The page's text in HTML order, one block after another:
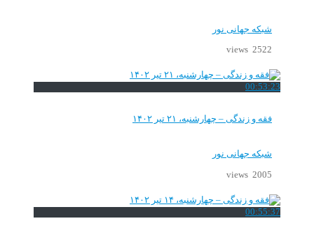
شبکه جهانی نور
2522 views
00:53:23
فقه و زندگی – چهارشنبه، ۲۱ تیر ۱۴۰۲
شبکه جهانی نور
2005 views
00:55:37